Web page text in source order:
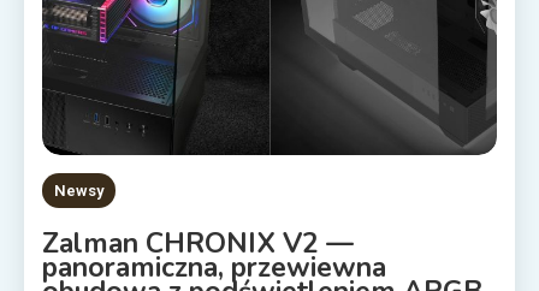
Newsy
Zalman CHRONIX V2 —
panoramiczna, przewiewna